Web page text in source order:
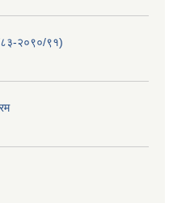
८३-२०९०/९१)